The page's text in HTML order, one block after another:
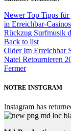
Newer Top Tipps für
in Erreichbar-
Rückzug Surfmusik
Back to list
Older Im Erreichbar
Natel Retournieren
Fermer
NOTRE INSTGRAM
Instagram has